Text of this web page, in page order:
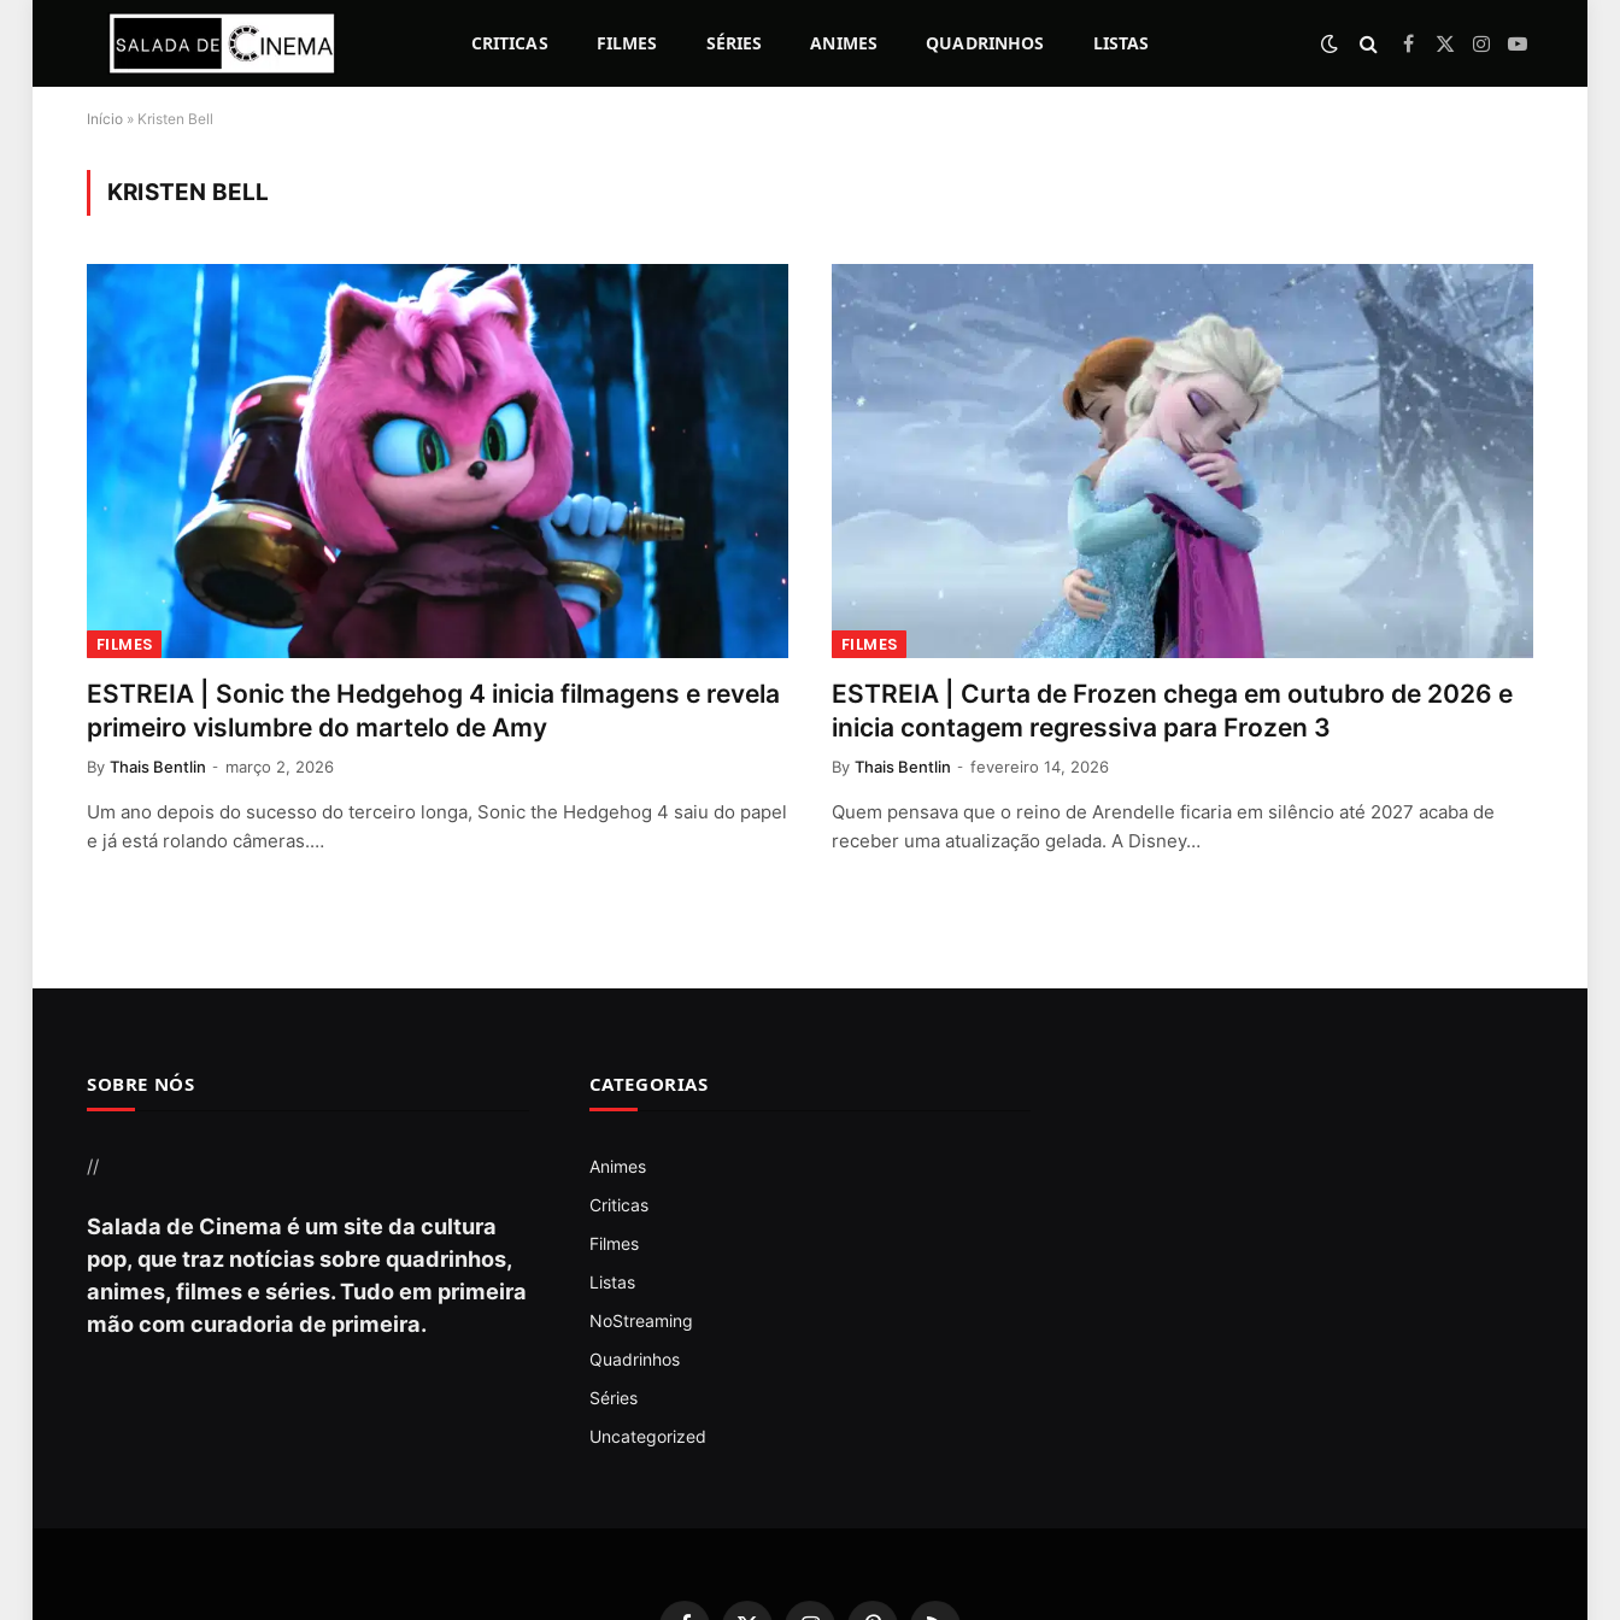
CRITICAS FILMES SÉRIES ANIMES QUADRINHOS LISTAS Facebook
X
Instagram
YouTube
Início » Kristen Bell
KRISTEN BELL
FILMES
ESTREIA | Sonic the Hedgehog 4 inicia filmagens e revela
primeiro vislumbre do martelo de Amy
By Thais Bentlin março 2, 2026
Um ano depois do sucesso do terceiro longa, Sonic the Hedgehog 4 saiu do papel
e já está rolando câmeras.…
FILMES
ESTREIA | Curta de Frozen chega em outubro de 2026 e
inicia contagem regressiva para Frozen 3
By Thais Bentlin fevereiro 14, 2026
Quem pensava que o reino de Arendelle ficaria em silêncio até 2027 acaba de
receber uma atualização gelada. A Disney…
SOBRE NÓS
//
Salada de Cinema é um site da cultura
pop, que traz notícias sobre quadrinhos,
animes, filmes e séries. Tudo em primeira
mão com curadoria de primeira.
CATEGORIAS
Animes
Criticas
Filmes
Listas
NoStreaming
Quadrinhos
Séries
Uncategorized